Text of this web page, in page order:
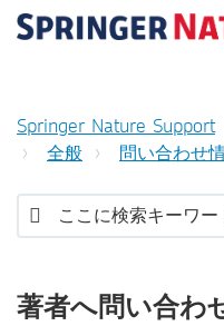
Springer Nature Support
全般
問い合わせ
著者へ問い合わ